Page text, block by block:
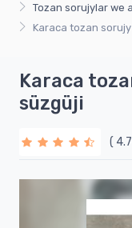
Tozan sorujylar we
Karaca tozan
Karaca
süzgüji
(